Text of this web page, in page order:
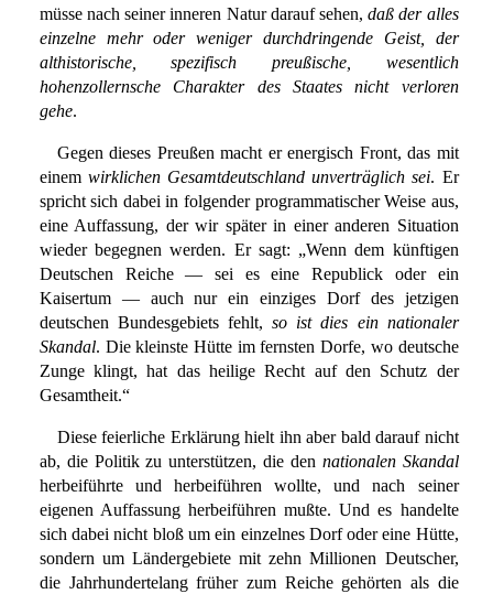
müsse nach seiner inneren Natur darauf sehen,daß der alles
einzelne mehr oder weniger durchdringende Geist, der
althistorische, spezifisch preußische, wesentlich
hohenzollernsche Charakter des Staates nicht verloren
gehe.
Gegen dieses Preußen macht er energisch Front, das mit
einem wirklichen Gesamtdeutschland unverträglich sei. Er
spricht sich dabei in folgender programmatischer Weise aus,
eine Auffassung, der wir später in einer anderen Situation
wieder begegnen werden. Er sagt: „Wenn dem künftigen
Deutschen Reiche — sei es eine Republick oder ein
Kaisertum — auch nur ein einziges Dorf des jetzigen
deutschen Bundesgebiets fehlt,so ist dies ein nationaler
Skandal. Die kleinste Hütte im fernsten Dorfe, wo deutsche
Zunge klingt, hat das heilige Recht auf den Schutz der
Gesamtheit.“
Diese feierliche Erklärung hielt ihn aber bald darauf nicht
ab, die Politik zu unterstützen, die den nationalen Skandal
herbeiführte und herbeiführen wollte, und nach seiner
eigenen Auffassung herbeiführen mußte. Und es handelte
sich dabei nicht bloß um ein einzelnes Dorf oder eine Hütte,
sondern um Ländergebiete mit zehn Millionen Deutscher,
die Jahrhundertelang früher zum Reiche gehörten als die